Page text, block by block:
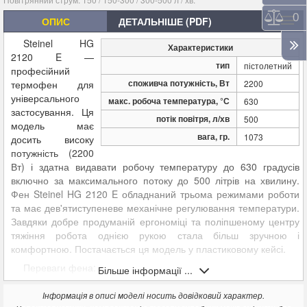
ОПИС ДЕТАЛЬНІШЕ (PDF)
Характеристики
тип
пістолетний
споживча потужність, Вт 2200
макс. робоча температура, °С 630
потік повітря, л/хв 500
вага, гр. 1073
Steinel HG
2120 E —
професійний
термофен для
універсального
застосування. Ця
модель має
досить високу
потужність (2200
Вт) і здатна видавати робочу температуру до 630 градусів
включно за максимального потоку до 500 літрів на хвилину.
Фен Steinel HG 2120 E обладнаний трьома режимами роботи
та має дев'ятиступеневе механічне регулювання температури.
Завдяки добре продуманій ергономіці та поліпшеному центру
тяжіння робота однією рукою стала більш зручною і
комфортною. Постачається ця модель у пластиковому кейсі.
Переваги фена:
Для професійного використання;
Більше інформації ...
Інформація в описі моделі носить довідковий характер.
0